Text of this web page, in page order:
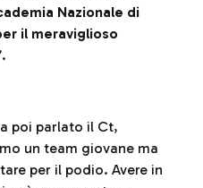
Nazionale di
il meraviglioso
poi parlato il Ct,
un team giovane ma
per il podio. Avere in